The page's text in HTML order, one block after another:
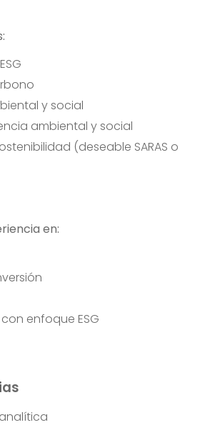
y social
ambiental y social
(deseable SARAS o
en:
enfoque ESG